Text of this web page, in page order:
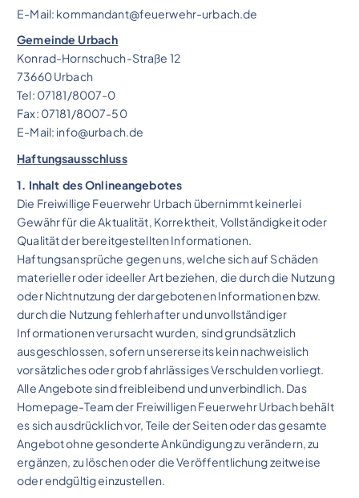
E-Mail: kommandant@feuerwehr-urbach.de
Gemeinde Urbach
Konrad-Hornschuch-Straße 12
73660 Urbach
Tel: 07181/8007-0
Fax: 07181/8007-50
E-Mail: info@urbach.de
Haftungsausschluss
1. Inhalt des Onlineangebotes
Die Freiwillige Feuerwehr Urbach übernimmt keinerlei
Gewähr für die Aktualität, Korrektheit, Vollständigkeit oder
Qualität der bereitgestellten Informationen.
Haftungsansprüche gegen uns, welche sich auf Schäden
materieller oder ideeller Art beziehen, die durch die Nutzung
oder Nichtnutzung der dargebotenen Informationen bzw.
durch die Nutzung fehlerhafter und unvollständiger
Informationen verursacht wurden, sind grundsätzlich
ausgeschlossen, sofern unsererseits kein nachweislich
vorsätzliches oder grob fahrlässiges Verschulden vorliegt.
Alle Angebote sind freibleibend und unverbindlich. Das
Homepage-Team der Freiwilligen Feuerwehr Urbach behält
es sich ausdrücklich vor, Teile der Seiten oder das gesamte
Angebot ohne gesonderte Ankündigung zu verändern, zu
ergänzen, zu löschen oder die Veröffentlichung zeitweise
oder endgültig einzustellen.